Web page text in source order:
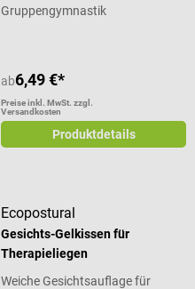
Gruppengymnastik
ab6,49 €*
Preise inkl. MwSt. zzgl.
Versandkosten
Produktdetails
Ecopostural
Gesichts-Gelkissen für
Therapieliegen
Weiche Gesichtsauflage für